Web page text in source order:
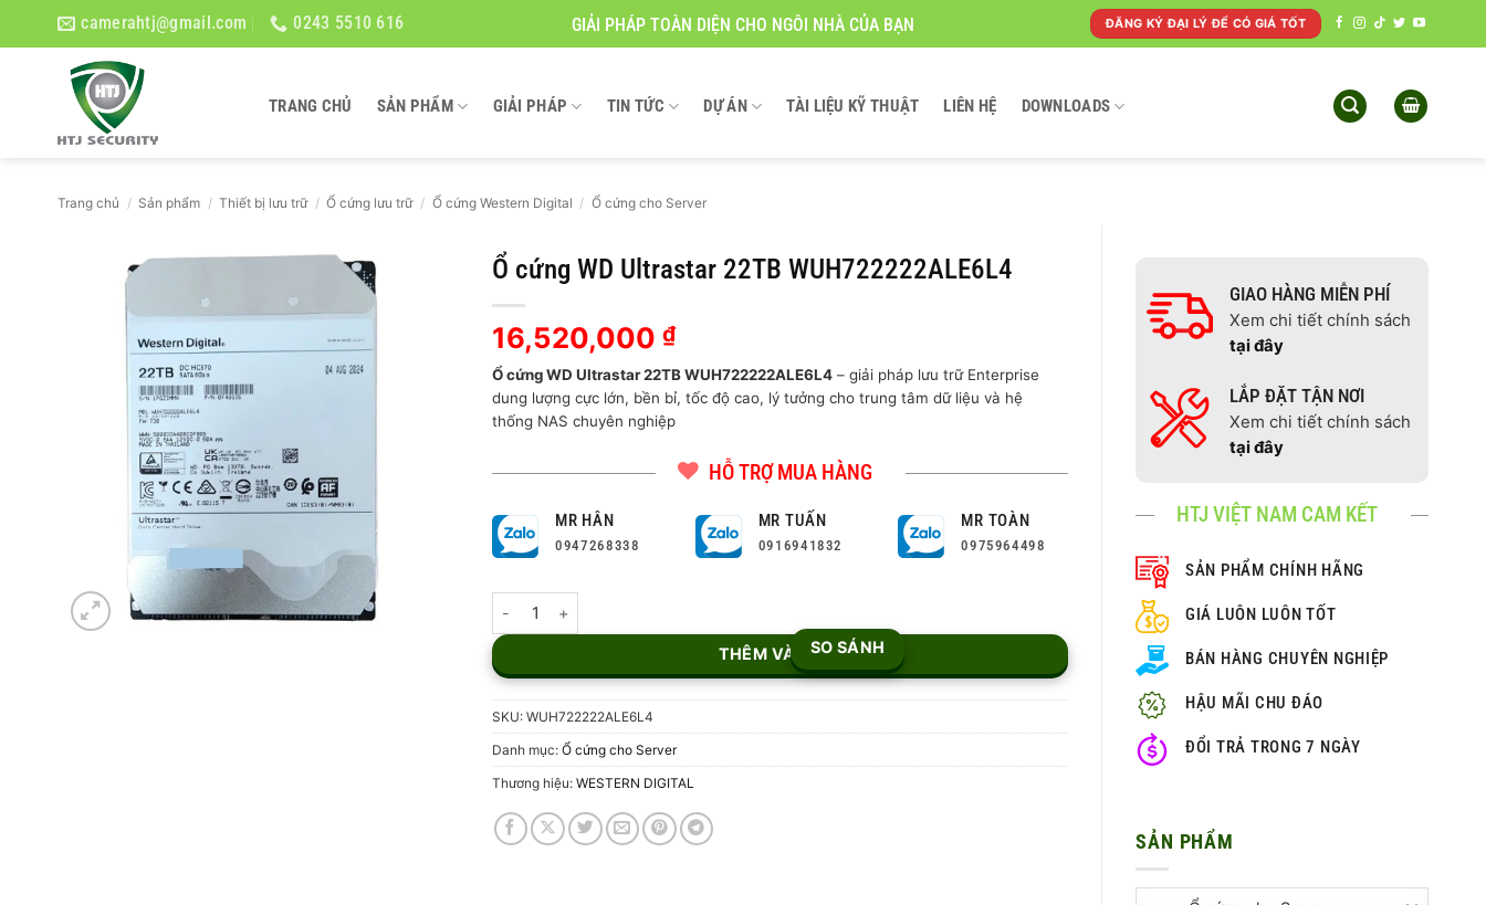
camerahtj@gmail.com 0243 5510 616 GIẢI PHÁP TOÀN DIỆN CHO NGÔI NHÀ CỦA BẠN ĐĂNG KÝ ĐẠI LÝ ĐỂ CÓ GIÁ TỐT
TRANG CHỦ SẢN PHẨM GIẢI PHÁP TIN TỨC DỰ ÁN TÀI LIỆU KỸ THUẬT LIÊN HỆ DOWNLOADS
Trang chủ / Sản phẩm / Thiết bị lưu trữ / Ổ cứng lưu trữ / Ổ cứng Western Digital / Ổ cứng cho Server
GIAO HÀNG MIỄN PHÍ
Xem chi tiết chính sách
tại đây
LẮP ĐẶT TẬN NƠI
Xem chi tiết chính sách
tại đây
HTJ VIỆT NAM CAM KẾT
SẢN PHẨM CHÍNH HÃNG
GIÁ LUÔN LUÔN TỐT
BÁN HÀNG CHUYÊN NGHIỆP
HẬU MÃI CHU ĐÁO
ĐỔI TRẢ TRONG 7 NGÀY
SẢN PHẨM
Ổ cứng WD Ultrastar 22TB WUH722222ALE6L4
16,520,000₫
Ổ cứng WD Ultrastar 22TB WUH722222ALE6L4 – giải pháp lưu trữ Enterprise
dung lượng cực lớn, bền bỉ, tốc độ cao, lý tưởng cho trung tâm dữ liệu và hệ
thống NAS chuyên nghiệp
HỖ TRỢ MUA HÀNG
MR HÂN
0947268338
MR TUẤN
0916941832
MR TOÀN
0975964498
Ổ cứng WD Ultrastar 22TB WUH722222ALE6L4 số lượng
THÊM VÀO GIỎSO SÁNH
SKU:WUH722222ALE6L4
Danh mục:Ổ cứng cho Server
Thương hiệu:WESTERN DIGITAL